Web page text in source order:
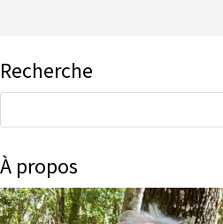
Recherche
À propos